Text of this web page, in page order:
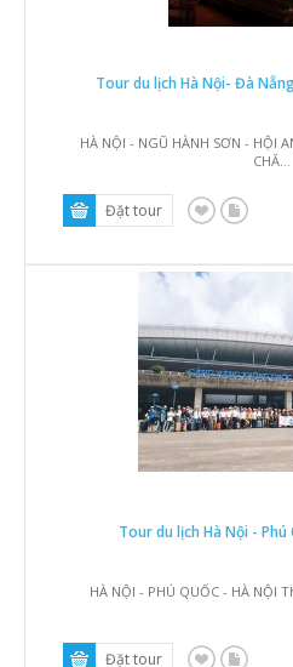
Tour du lịch Hà Nội- Đà
HÀ NỘI - NGŨ HÀNH SƠN - HỘI
CHĂ...
Tour du lịch Hà Nội -
HÀ NỘI - PHÚ QUỐC - HÀ NỘI